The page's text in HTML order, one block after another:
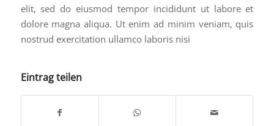
elit, sed do eiusmod tempor incididunt ut labore et
dolore magna aliqua. Ut enim ad minim veniam, quis
nostrud exercitation ullamco laboris nisi
Eintrag teilen